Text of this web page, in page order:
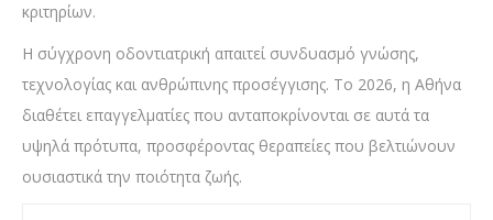
κριτηρίων.
Η σύγχρονη οδοντιατρική απαιτεί συνδυασμό γνώσης,
τεχνολογίας και ανθρώπινης προσέγγισης. Το 2026, η Αθήνα
διαθέτει επαγγελματίες που ανταποκρίνονται σε αυτά τα
υψηλά πρότυπα, προσφέροντας θεραπείες που βελτιώνουν
ουσιαστικά την ποιότητα ζωής.